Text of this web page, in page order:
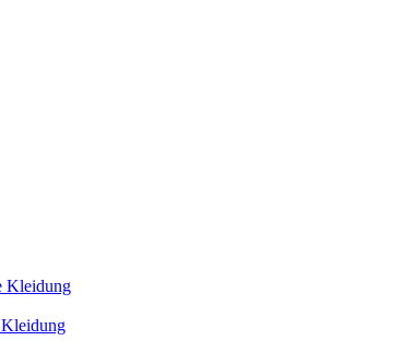
Kleidung